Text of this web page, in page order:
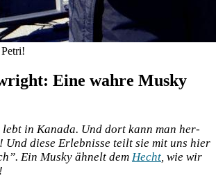
Eine wahre Musky
in Kana­da. Und dort kann man her­
Und die­se Erleb­nis­se teilt sie mit uns hier
Ein Mus­ky ähnelt dem Hecht , wie wir